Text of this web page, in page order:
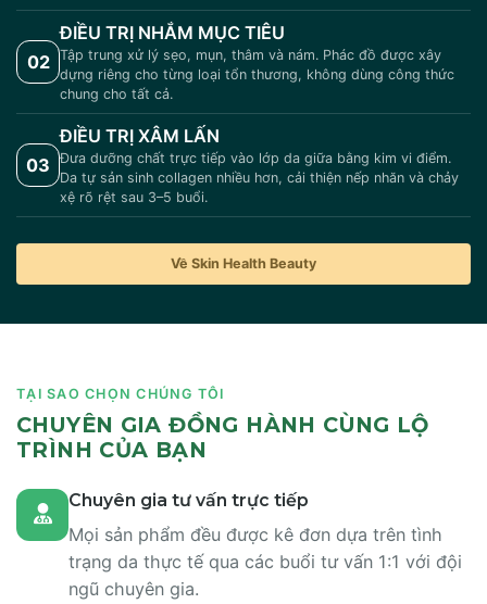
02
ĐIỀU TRỊ NHẮM MỤC TIÊU
Tập trung xử lý sẹo, mụn, thâm và nám. Phác đồ được xây
dựng riêng cho từng loại tổn thương, không dùng công thức
chung cho tất cả.
03
ĐIỀU TRỊ XÂM LẤN
Đưa dưỡng chất trực tiếp vào lớp da giữa bằng kim vi điểm.
Da tự sản sinh collagen nhiều hơn, cải thiện nếp nhăn và chảy
xệ rõ rệt sau 3–5 buổi.
Về Skin Health Beauty
TẠI SAO CHỌN CHÚNG TÔI
CHUYÊN GIA ĐỒNG HÀNH CÙNG LỘ
TRÌNH CỦA BẠN
Chuyên gia tư vấn trực tiếp
Mọi sản phẩm đều được kê đơn dựa trên tình
trạng da thực tế qua các buổi tư vấn 1:1 với đội
ngũ chuyên gia.